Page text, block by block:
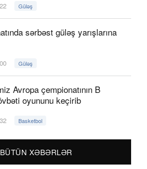
Güləş
sərbəst güləş yarışlarına
Güləş
Avropa çempionatının B
oyununu keçirib
Basketbol
BÜTÜN XƏBƏRLƏR